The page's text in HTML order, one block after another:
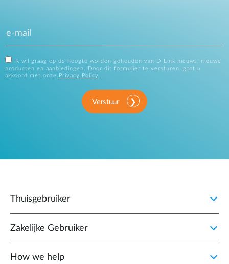
Ik wil graag op de hoogte worden gehouden van D-Link nieuws, nieuwe
producten en aanbiedingen. Door dit formulier te versturen, gaat u
akkoord met onze
Privacy Policy .
Verstuur
Thuisgebruiker
Zakelijke Gebruiker
How we help